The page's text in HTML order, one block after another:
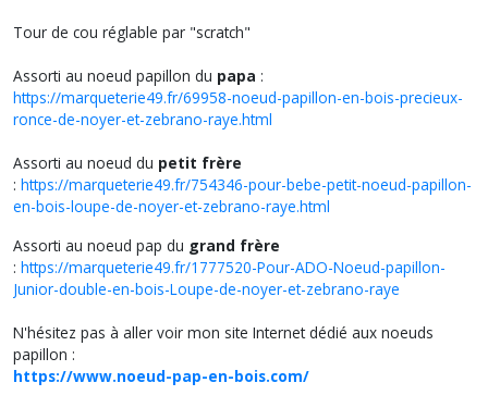
Tour de cou réglable par "scratch"
Assorti au noeud papillon du papa :
https://marqueterie49.fr/69958-noeud-papillon-en-bois-precieux-
ronce-de-noyer-et-zebrano-raye.html
Assorti au noeud du petit frère
: https://marqueterie49.fr/754346-pour-bebe-petit-noeud-papillon-
en-bois-loupe-de-noyer-et-zebrano-raye.html
Assorti au noeud pap du grand frère
: https://marqueterie49.fr/1777520-Pour-ADO-Noeud-papillon-
Junior-double-en-bois-Loupe-de-noyer-et-zebrano-raye
N'hésitez pas à aller voir mon site Internet dédié aux noeuds
papillon :
https://www.noeud-pap-en-bois.com/